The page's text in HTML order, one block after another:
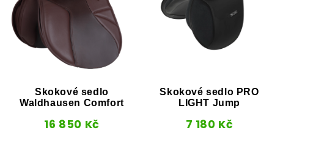
Skokové sedlo
Waldhausen Comfort
16 850 Kč
Skokové sedlo PRO
LIGHT Jump
7 180 Kč